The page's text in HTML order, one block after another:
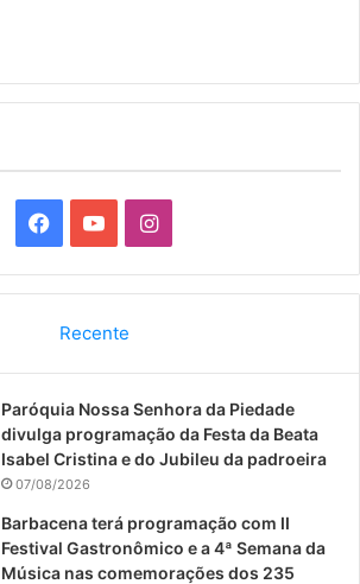
a
b
o
k
o
u
b
I
n
a
g
a
Recente
Paróquia Nossa Senhora da Piedade
divulga programação da Festa da Beata
Isabel Cristina e do Jubileu da padroeira
07/08/2026
Barbacena terá programação com II
Festival Gastronômico e a 4ª Semana da
Música nas comemorações dos 235